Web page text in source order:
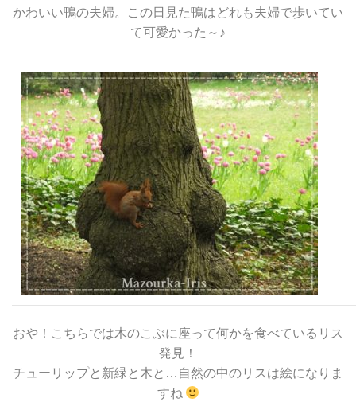
かわいい鴨の夫婦。この日見た鴨はどれも夫婦で歩いてい
て可愛かった～♪
おや！こちらでは木のこぶに座って何かを食べているリス
発見！
チューリップと新緑と木と…自然の中のリスは絵になりま
すね